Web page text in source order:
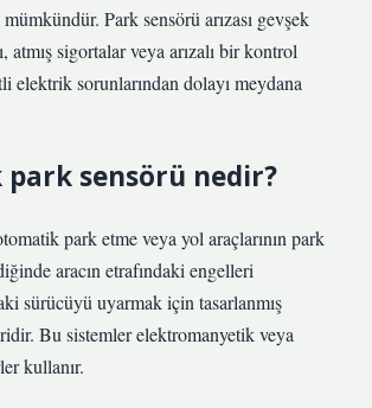
Park sensörü arızası gevşek
atmış sigortalar veya arızalı bir kontrol
elektrik sorunlarından dolayı meydana
sensörü nedir?
park etme veya yol araçlarının park
aracın etrafındaki engelleri
sürücüyü uyarmak için tasarlanmış
Bu sistemler elektromanyetik veya
kullanır.